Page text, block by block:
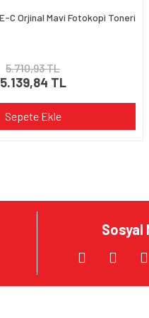
C Orjinal Mavi Fotokopi Toneri
5.710,93 TL
5.139,84 TL
Sepete Ekle
Sosyal